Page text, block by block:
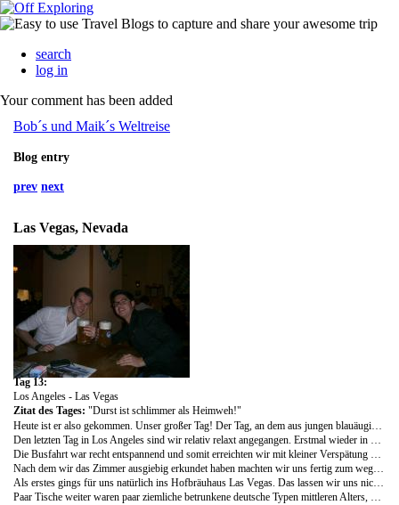
search
log in
Your comment has been added
Bob´s und Maik´s Weltreise
Blog entry
prev next
Las Vegas, Nevada
Tag 13:
Los Angeles - Las Vegas
Zitat des Tages: "Durst ist schlimmer als Heimweh!"
Die Busfahrt war recht entspannend und somit erreichten wir mit kleiner Verspätung des Hotel Excalibur in Las Vegas. Dann noch ein kleiner Fußmarsch am Strip entlang, wo wir schonmal die ersten überdimensionierten Hotels bewundern konnten und schon warn wir am PH Tower... Unser Hotel! Beim reingehen haben wir schon gemerkt, dass dieses Hotel so ganz und gar nichts mit den Hotels in Bulgarien, oder den bisherigen Hostels, gemeint hat. Style und Prunk wo immer man hinsah. Endlich mal ein Hotel, was uns gerecht wird :-) Beim Einchecken haben wir dann sogar noch ein Upgrade in eines der oberen Stockwerke bekommen, was in uns die Hoffnung auf eine grandiose Aussicht weiter wachsen ließ. Dann gings hoch mit dem Aufzug in den 39. Stock und dort ins Zimmer 11. Tür auf (Siehe da, die Magnetkarte hat auf Anhieb funktionert, respekt) und bam, geil! Riesen Zimmer, stylisch von oben bis unten und dann kams... Als wir das Zimmer betraten hat sich der, bis dato geschlossene, Rollo von selbst begonnen zu öffnen und nach und nach eine wahnsinns Aussicht auf einige der Hotels am Strip und die weitläufigen Lichter Las Vegas´s offenbart. Der technische Aufwand für das Spektakel hält sich mit Sicherheit in Grenzen und ist auch nicht der Rede wert, aber der Effekt ist einfach gigantisch... Vorallem bei Dunkelheit, wie bei uns!
Nach dem wir das Zimmer ausgiebig erkundet haben machten wir uns fertig zum weggehen. Wir hatten uns für den Abend ja einiges vorgenommen. An dieser Stelle sei vielleicht noch erwähnt, dass wir leider keinen Whirlpool im Zimmer hatten, dafür aber eine überdimensionierte Dusche mit Stuhl zum hinsetzen. Ein Stuhl in einer Dusche... Diese Art von Luxus hat Robert schon fast zu Tränen gerührt :-)
Als erstes gings für uns natürlich ins Hofbräuhaus Las Vegas. Das lassen wir uns nicht nehmen, außerdem haben wir uns schon seit Tagen auf richtiges Bier und Essen gefreut. Und man muss sagen, dass haben sie echt gut gemacht die Las Vegas´ler. Kommt dem Original doch schon recht Nahe. Als erstes gabs natürlich eine ordentliche Maß Weißbier für läppische 15 Dollar. Wer hat noch gleich alles behauptet Oktoberfest ist teuer? Und zum Essen natürlich "an sauban Schweinsbron", welcher mit 20 Dollar nicht weniger teuer war. Wir veruschten uns nicht daran zu stören und haben diesen einen Abend ganz spontan zum einzigen "Nicht aufs Geld schau-Tag" unseres Trips erklärt. So viel sei gesagt, wir haben außnahmsweise auch nicht aufs Geld geschaut, bzw. es versucht. Je später der Abend wurde, umso leichter viel uns das dann auch und Vegas macht ohne Geld auszugeben auch nicht halb so viel Spaß. Is ja nur ein Abend :-) Also gleich noch eine Maß bestellt, weils so lecker ist. Mit dem Begriff "Maß" konnte unsere Bedienung allerdings nicht so viel anfangen und dann wurds hald doch nur "The Big one!"
Paar Tische weiter waren paar ziemliche betrunkene deutsche Typen mittleren Alters, welche wie wir später erfuhren, Junggesellenabschied in Vegas feierten. Soweit nichts besonderes. Wir mussten nur irgendwann feststellen das wir eigentlich die einzigen waschechten Bayern in dieser "Boazn" waren... und was machen wir. Sitzen gestriegelt in Hemd und Stoffhose rum, während die "Preißn" am anderen Tisch (die Jungs vom Junggesellenabschied) sich extra noch Lederhosen gekauft hatten und hier jetzt groß auf Bayern machten. Der "Band", welche ebenfalls aus "Preißn" bestand, gefiel das ganz gut und die beiden Norddeutschen Grüppchen feierten recht ausgelassen auf unserem bayerischen Hoheitsgebiet. Irgendwann war dann eh Schankschluss und wir machten uns wieder auf den Weg. Aber nicht ohne der Bedienung nochmal ausgiebig zu erklären worin eigentlich der Unterschied zwischen uns "Bayern" und den anderen "Preißn" besteht, hehe.